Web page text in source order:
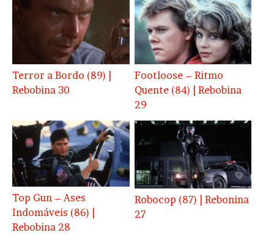
Terror a Bordo (89) |
Rebobina 30
Footloose – Ritmo
Quente (84) | Rebobina
29
Top Gun – Ases
Indomáveis (86) |
Rebobina 28
Robocop (87) | Rebonina
27